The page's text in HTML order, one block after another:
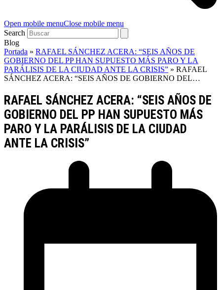
Open mobile menuClose mobile menu
Search
Blog
Portada » RAFAEL SÁNCHEZ ACERA: “SEIS AÑOS DE
GOBIERNO DEL PP HAN SUPUESTO MÁS PARO Y LA
PARÁLISIS DE LA CIUDAD ANTE LA CRISIS” » RAFAEL
SÁNCHEZ ACERA: “SEIS AÑOS DE GOBIERNO DEL…
RAFAEL SÁNCHEZ ACERA: “SEIS AÑOS DE
GOBIERNO DEL PP HAN SUPUESTO MÁS
PARO Y LA PARÁLISIS DE LA CIUDAD
ANTE LA CRISIS”